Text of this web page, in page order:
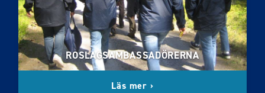
ROSLAGSAMBASSADÖRERNA
Läs mer ›